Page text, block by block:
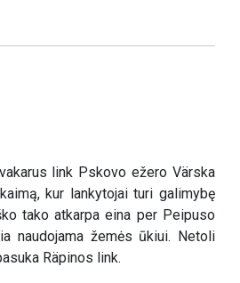
link Pskovo ežero Värska
kur lankytojai turi galimybę
tako atkarpa eina per Peipuso
naudojama žemės ūkiui. Netoli
Räpinos link.